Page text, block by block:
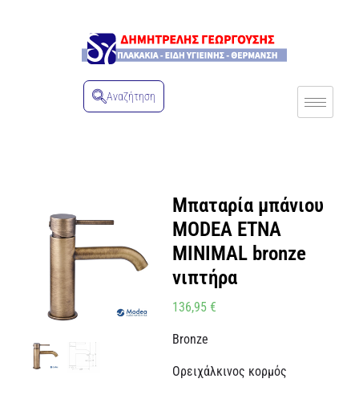
Αναζήτηση
Μπαταρία μπάνιου
MODEA ETNA
MINIMAL bronze
νιπτήρα
136,95 €
Bronze
Ορειχάλκινος κορμός